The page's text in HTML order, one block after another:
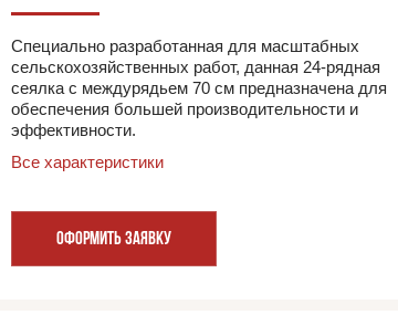
Специально разработанная для масштабных
сельскохозяйственных работ, данная 24-рядная
сеялка с междурядьем 70 см предназначена для
обеспечения большей производительности и
эффективности.
Все характеристики
ОФОРМИТЬ ЗАЯВКУ